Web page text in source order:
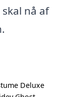
nå af
Deluxe